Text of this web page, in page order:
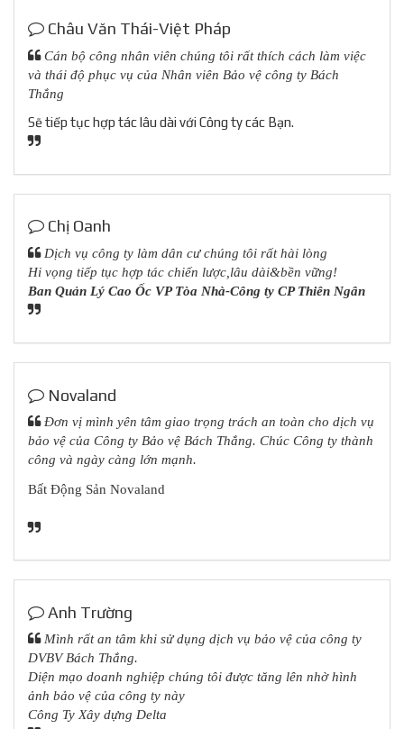
Châu Văn Thái-Việt Pháp
Cán bộ công nhân viên chúng tôi rất thích cách làm việc
và thái độ phục vụ của Nhân viên Bảo vệ công ty Bách
Thắng
Sẽ tiếp tục hợp tác lâu dài với Công ty các Bạn.
Chị Oanh
Dịch vụ công ty làm dân cư chúng tôi rất hài lòng
Hi vọng tiếp tục hợp tác chiến lược,lâu dài&bền vững!
Ban Quản Lý Cao Ốc VP Tòa Nhà-Công ty CP Thiên Ngân
Novaland
Đơn vị mình yên tâm giao trọng trách an toàn cho dịch vụ
bảo vệ của Công ty Bảo vệ Bách Thắng. Chúc Công ty thành
công và ngày càng lớn mạnh.
Bất Động Sản Novaland
Anh Trường
Mình rất an tâm khi sử dụng dịch vụ bảo vệ của công ty
DVBV Bách Thắng.
Diện mạo doanh nghiệp chúng tôi được tăng lên nhờ hình
ảnh bảo vệ của công ty này
Công Ty Xây dựng Delta